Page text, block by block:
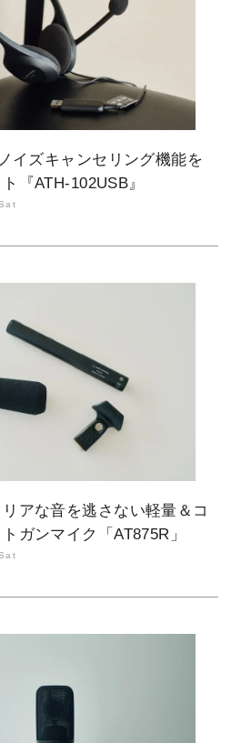
イズキャンセリング機能を
『ATH-102USB』
アな音を逃さない軽量＆コ
ガンマイク「AT875R」